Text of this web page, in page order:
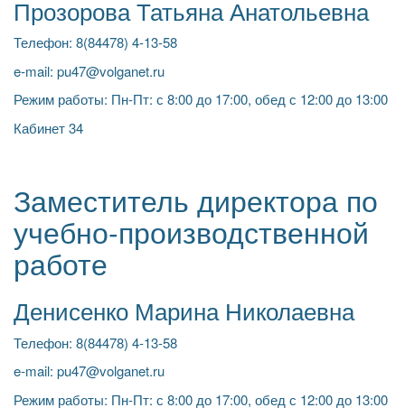
Прозорова Татьяна Анатольевна
Телефон: 8(84478) 4-13-58
e-mail: pu47@volganet.ru
Режим работы: Пн-Пт: с 8:00 до 17:00, обед с 12:00 до 13:00
Кабинет 34
Заместитель директора по
учебно-производственной
работе
Денисенко Марина Николаевна
Телефон: 8(84478) 4-13-58
e-mail: pu47@volganet.ru
Режим работы: Пн-Пт: с 8:00 до 17:00, обед с 12:00 до 13:00